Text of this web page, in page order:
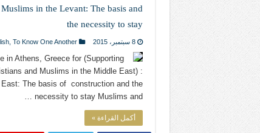
in the Levant: The basis and
the necessity to stay
8 سبتمبر، 2015 , To Know One Another
in Athens, Greece for (Supporting
and Muslims in the Middle East) :
The basis of construction and the
necessity to stay Muslims and …
أكمل القراءة »